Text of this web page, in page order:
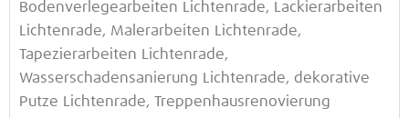
Bodenverlegearbeiten Lichtenrade, Lackierarbeiten
Lichtenrade, Malerarbeiten Lichtenrade,
Tapezierarbeiten Lichtenrade,
Wasserschadensanierung Lichtenrade, dekorative
Putze Lichtenrade, Treppenhausrenovierung